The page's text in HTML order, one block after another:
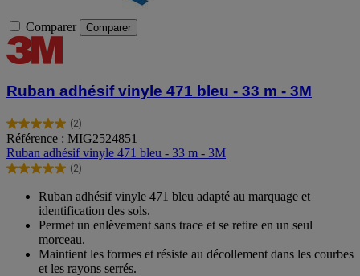
Comparer Comparer
Ruban adhésif vinyle 471 bleu - 33 m - 3M
(2)
5.0
sur
5
étoiles.
avis
Référence : MIG2524851
Ruban adhésif vinyle 471 bleu - 33 m - 3M
(2)
5.0
étoiles.
Ruban adhésif vinyle 471 bleu adapté au marquage et
identification des sols.
Permet un enlèvement sans trace et se retire en un seul
morceau.
Maintient les formes et résiste au décollement dans les courbes
et les rayons serrés.